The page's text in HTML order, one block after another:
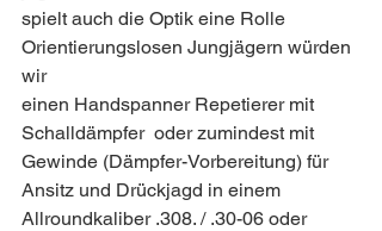
spielt auch die Optik eine Rolle
Orientierungslosen Jungjägern würden
wir
einen Handspanner Repetierer mit
Schalldämpfer  oder zumindest mit
Gewinde (Dämpfer-Vorbereitung) für
Ansitz und Drückjagd in einem
Allroundkaliber .308. / .30-06 oder